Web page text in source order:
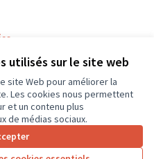
utilisés sur le site web
site Web pour améliorer la
Les cookies nous permettent
et un contenu plus
de médias sociaux.